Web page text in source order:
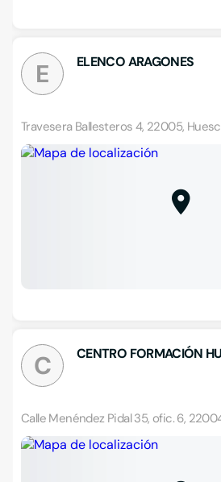
E ELENCO ARAGONES
Travesera Ballesteros 4, 22005,
C CENTRO FORMACIÓN
Calle Menéndez Pidal 35, ofic. 6,